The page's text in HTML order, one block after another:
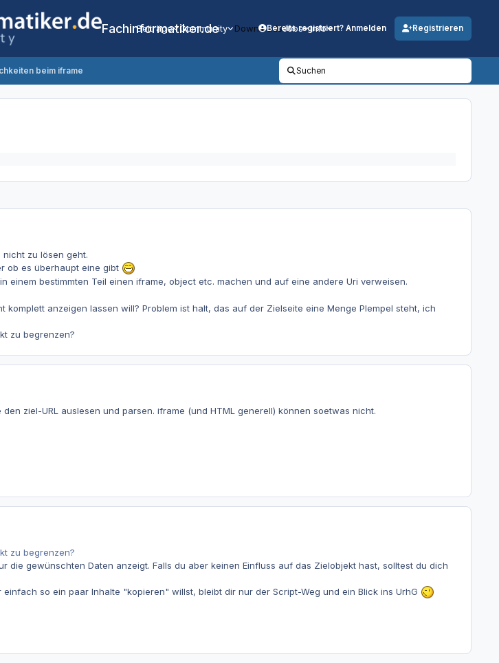
Fachinformatiker.de
Beiträge Community DownloadsJobs Info
Bereits registriert? Anmelden Registrieren
beim iframe Suchen
zu lösen geht.
ob es überhaupt eine gibt
einem bestimmten Teil einen iframe, object etc. machen und auf eine andere Uri verweisen.
anzeigen lassen will? Problem ist halt, das auf der Zielseite eine Menge Plempel steht, ich
zu begrenzen?
ziel-URL auslesen und parsen. iframe (und HTML generell) können soetwas nicht.
zu begrenzen?
die gewünschten Daten anzeigt. Falls du aber keinen Einfluss auf das Zielobjekt hast, solltest du dich
so ein paar Inhalte "kopieren" willst, bleibt dir nur der Script-Weg und ein Blick ins UrhG